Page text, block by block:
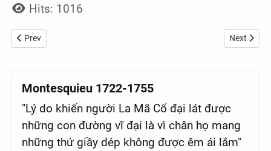
Hits: 1016
Previous article: HAGL tham vọng mở 5.000 cửa hàng bán thịt heo
Prev Next
Next
Montesquieu 1722-1755
"Lý do khiến người La Mã Cổ đại lát được
những con đường vĩ đại là vì chân họ mang
những thứ giầy dép không được êm ái lắm"